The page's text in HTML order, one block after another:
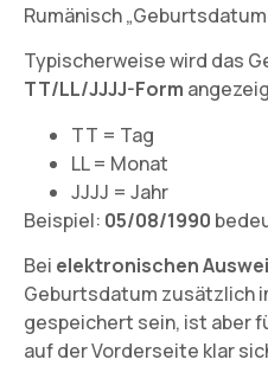
Rumänisch
Typischerweise wird das
TT/LL/JJJJ-Form
TT = Tag
LL = Monat
JJJJ = Jahr
Beispiel: 05/08/1990
Bei elektronischen
Geburtsdatum zusätzlich
gespeichert sein, ist aber
auf der Vorderseite klar